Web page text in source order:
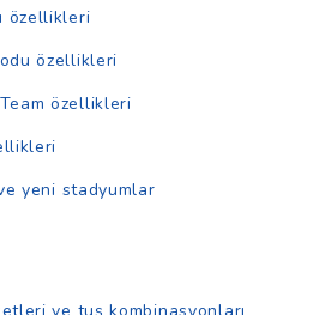
özellikleri
özellikleri
özellikleri
yeni stadyumlar